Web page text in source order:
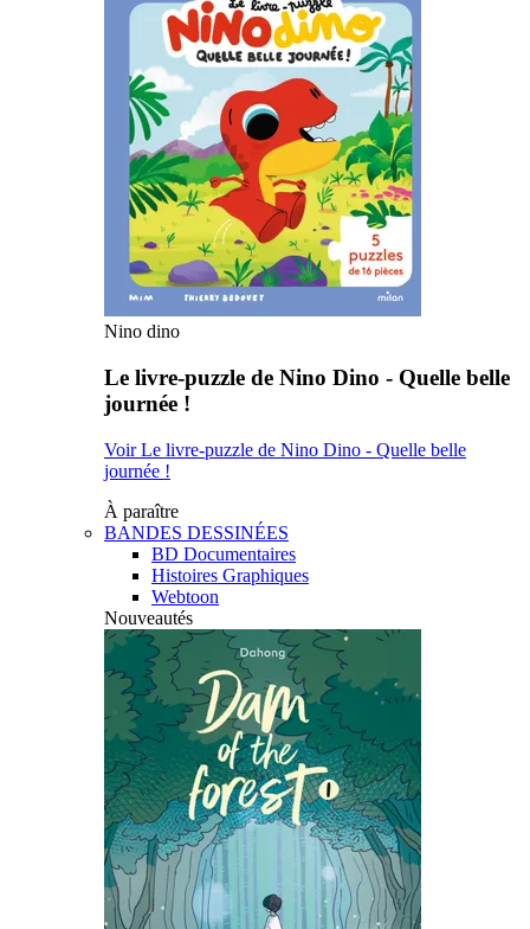
Nino dino
Le livre-puzzle de Nino Dino - Quelle belle
journée !
Voir Le livre-puzzle de Nino Dino - Quelle belle
journée !
À paraître
BANDES DESSINÉES
BD Documentaires
Histoires Graphiques
Webtoon
Nouveautés